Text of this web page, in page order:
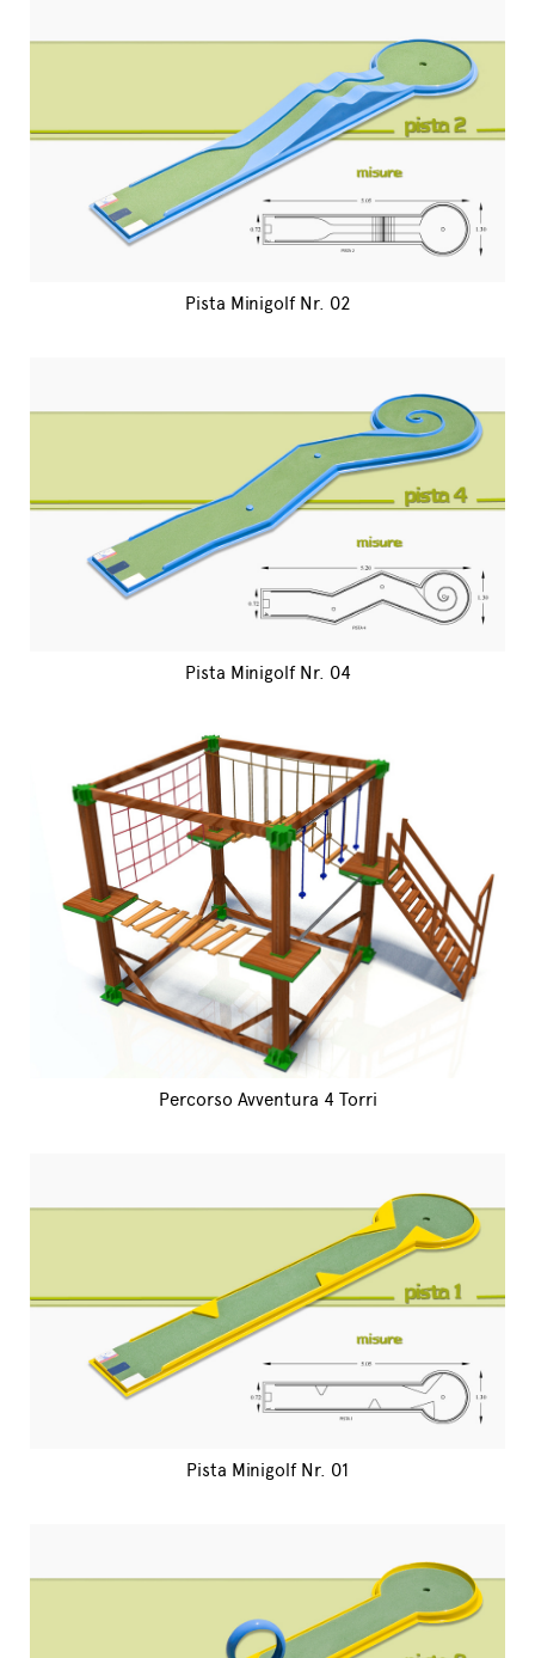
Pista Minigolf Nr. 02
Pista Minigolf Nr. 04
Percorso Avventura 4 Torri
Pista Minigolf Nr. 01